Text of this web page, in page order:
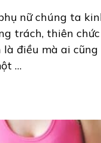
nữ chúng ta
trách, thiên chức
điều mà ai cũng
…